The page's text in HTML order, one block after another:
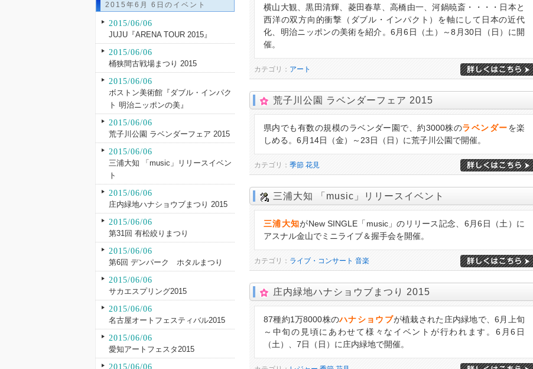
横山大観、黒田清輝、菱田春草、高橋由一、河鍋暁斎・・・・日本と
西洋の双方向的衝撃（ダブル・インパクト）を軸にして日本の近代
化、明治ニッポンの美術を紹介。6月6日（土）～8月30日（日）に開
催。
カテゴリ： アート
荒子川公園 ラベンダーフェア 2015
県内でも有数の規模のラベンダー園で、約3000株のラベンダーを楽
しめる。6月14日（金）～23日（日）に荒子川公園で開催。
カテゴリ： 季節 花見
三浦大知 「music」リリースイベント
三浦大知がNew SINGLE「music」のリリース記念、6月6日（土）に
アスナル金山でミニライブ＆握手会を開催。
カテゴリ： ライブ・コンサート 音楽
庄内緑地ハナショウブまつり 2015
87種約1万8000株のハナショウブが植栽された庄内緑地で、6月上旬
～中旬の見頃にあわせて様々なイベントが行われます。6月6日
（土）、7日（日）に庄内緑地で開催。
2015年6月 6日のイベント
2015/06/06
JUJU『ARENA TOUR 2015』
2015/06/06
桶狭間古戦場まつり 2015
2015/06/06
ボストン美術館『ダブル・インパク
ト 明治ニッポンの美』
2015/06/06
荒子川公園 ラベンダーフェア 2015
2015/06/06
三浦大知 「music」リリースイベン
ト
2015/06/06
庄内緑地ハナショウブまつり 2015
2015/06/06
第31回 有松絞りまつり
2015/06/06
第6回 デンパーク ホタルまつり
2015/06/06
サカエスプリング2015
2015/06/06
名古屋オートフェスティバル2015
2015/06/06
愛知アートフェスタ2015
2015/06/06